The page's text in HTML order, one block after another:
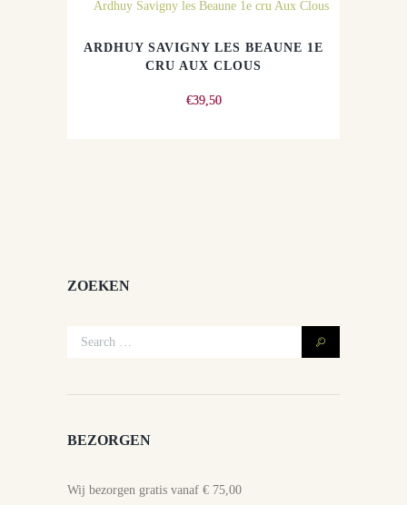
ARDHUY SAVIGNY LES BEAUNE 1E
CRU AUX CLOUS
€39,50
ZOEKEN
BEZORGEN
Wij bezorgen gratis vanaf € 75,00